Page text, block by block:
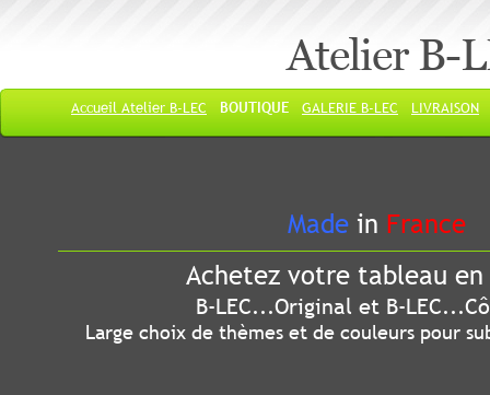
Atelier B-
Accueil Atelier B-LEC BOUTIQUE GALERIE B-LEC LIVRAISON
Made in France
Achetez votre tableau
B-LEC...Original et B-
Large choix de thèmes et de couleurs pour